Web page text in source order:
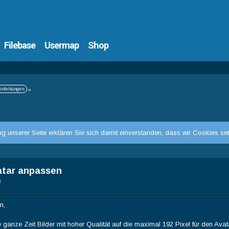
Filebase Usermap Shop
»
unserer Seite erklären Sie sich damit einverstanden, dass wir Cookies
anpassen
ganze Zeit Bilder mit hoher Qualität auf die maximal 192 Pixel für den